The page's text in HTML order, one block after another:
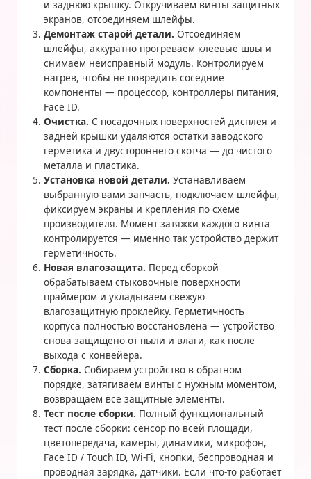
и заднюю крышку. Откручиваем винты защитных
экранов, отсоединяем шлейфы.
Демонтаж старой детали. Отсоединяем
шлейфы, аккуратно прогреваем клеевые швы и
снимаем неисправный модуль. Контролируем
нагрев, чтобы не повредить соседние
компоненты — процессор, контроллеры питания,
Face ID.
Очистка. С посадочных поверхностей дисплея и
задней крышки удаляются остатки заводского
герметика и двустороннего скотча — до чистого
металла и пластика.
Установка новой детали. Устанавливаем
выбранную вами запчасть, подключаем шлейфы,
фиксируем экраны и крепления по схеме
производителя. Момент затяжки каждого винта
контролируется — именно так устройство держит
герметичность.
Новая влагозащита. Перед сборкой
обрабатываем стыковочные поверхности
праймером и укладываем свежую
влагозащитную проклейку. Герметичность
корпуса полностью восстановлена — устройство
снова защищено от пыли и влаги, как после
выхода с конвейера.
Сборка. Собираем устройство в обратном
порядке, затягиваем винты с нужным моментом,
возвращаем все защитные элементы.
Тест после сборки. Полный функциональный
тест после сборки: сенсор по всей площади,
цветопередача, камеры, динамики, микрофон,
Face ID / Touch ID, Wi-Fi, кнопки, беспроводная и
проводная зарядка, датчики. Если что-то работает